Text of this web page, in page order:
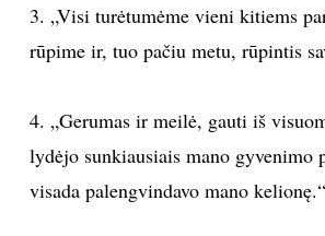
3. „Visi turėtumėme vieni kitiems
rūpime ir, tuo pačiu metu, rūpintis
4. „Gerumas ir meilė, gauti iš
lydėjo sunkiausiais mano gyvenimo
visada palengvindavo mano kelionę.“